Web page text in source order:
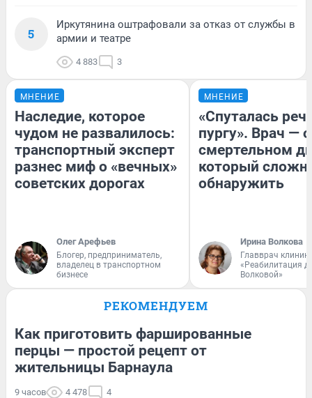
5
Иркутянина оштрафовали за отказ от службы в
армии и театре
4 883 3
МНЕНИЕ
Наследие, которое
чудом не развалилось:
транспортный эксперт
разнес миф о «вечных»
советских дорогах
Олег Арефьев
Блогер, предприниматель,
владелец в транспортном
бизнесе
МНЕНИЕ
«Спуталась
пургу». Врач — о
смертельном
который
обнаружить
Ирина Волкова
Главврач
«Реабилитация
Волковой»
РЕКОМЕНДУЕМ
Как приготовить фаршированные
перцы — простой рецепт от
жительницы Барнаула
9 часов 4 478 4